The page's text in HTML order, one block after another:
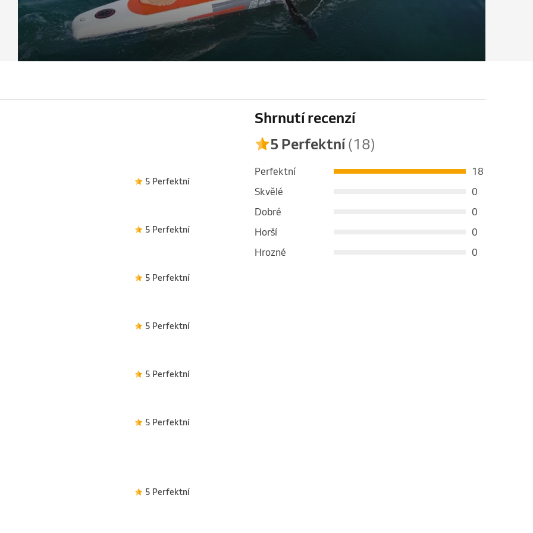
5 Perfektní
5 Perfektní
5 Perfektní
5 Perfektní
5 Perfektní
5 Perfektní
5 Perfektní
Shrnutí recenzí
5 Perfektní(18)
Perfektní
18
Skvělé
0
Dobré
0
Horší
0
Hrozné
0